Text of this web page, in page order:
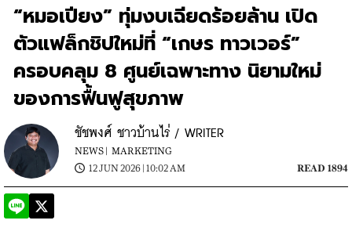
“หมอเปียง” ทุ่มงบเฉียดร้อยล้าน เปิด
ตัวแฟล็กชิปใหม่ที่ “เกษร ทาวเวอร์”
ครอบคลุม 8 ศูนย์เฉพาะทาง นิยามใหม่
ของการฟื้นฟูสุขภาพ
ชัชพงศ์ ชาวบ้านไร่ / WRITER
NEWS | MARKETING
12 JUN 2026 | 10:02 AM
READ 1894